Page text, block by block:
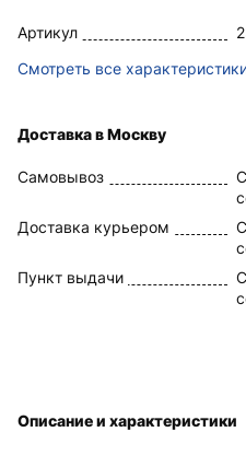
Артикул
Смотреть все
Доставка в Москву
Самовывоз
Доставка курьером
Пункт выдачи
Описание и характеристики